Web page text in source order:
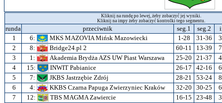
Kliknij na rundę po lewej, żeby zobaczyć jej wyniki.
Kliknij na impy żeby zobaczyć kontrolki tego segmentu.
runda przeciwnik seg.1 seg.2
1
6: MKS MAZOVIA Mińsk Mazowiecki 1-28 31-36
2
8: Bridge24.pl 2 60-11 13-39
3
1: Akademia Brydża AZS UW Piast Warszawa 25-20 21-37
4
15: INWIT Pabianice 26-17 42-16
5
7: JKBS Jastrzębie Zdrój 28-21 53-24
6
4: KKBS Czarna Papuga Zwierzyniec Kraków 32-20 30-25
7
12: TBS MAGMA Zawiercie 16-15 23-48